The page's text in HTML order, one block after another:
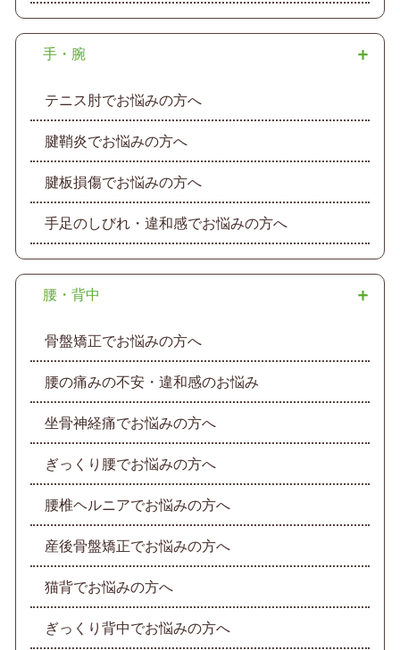
手・腕
テニス肘でお悩みの方へ
腱鞘炎でお悩みの方へ
腱板損傷でお悩みの方へ
手足のしびれ・違和感でお悩みの方へ
腰・背中
骨盤矯正でお悩みの方へ
腰の痛みの不安・違和感のお悩み
坐骨神経痛でお悩みの方へ
ぎっくり腰でお悩みの方へ
腰椎ヘルニアでお悩みの方へ
産後骨盤矯正でお悩みの方へ
猫背でお悩みの方へ
ぎっくり背中でお悩みの方へ